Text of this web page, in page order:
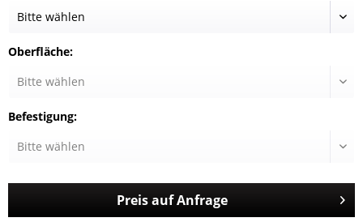
Oberfläche:
Befestigung:
Preis auf Anfrage